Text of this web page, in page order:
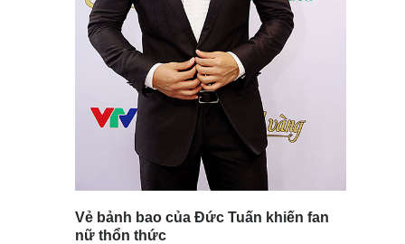
Vẻ bảnh bao của Đức Tuấn khiến fan
nữ thổn thức